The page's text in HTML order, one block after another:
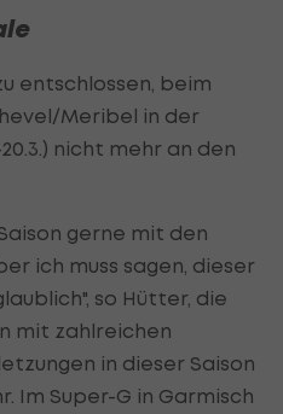
entschlossen, beim
Meribel in der
nicht mehr an den
gerne mit den
ich muss sagen, dieser
so Hütter, die
mit zahlreichen
in dieser Saison
Im Super-G in Garmisch